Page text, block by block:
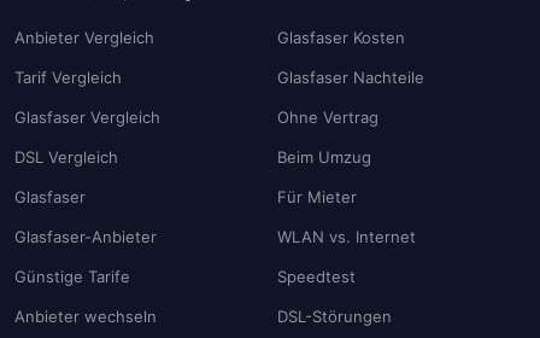
Anbieter Vergleich
Tarif Vergleich
Glasfaser Vergleich
DSL Vergleich
Glasfaser
Glasfaser-Anbieter
Günstige Tarife
Anbieter wechseln
Glasfaser Kosten
Glasfaser Nachteile
Ohne Vertrag
Beim Umzug
Für Mieter
WLAN vs. Internet
Speedtest
DSL-Störungen